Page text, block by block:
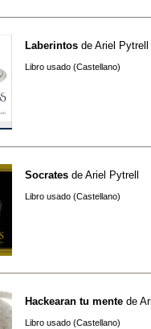
Laberintos de Ariel Pytrell
Libro usado (Castellano)
Socrates de Ariel Pytrell
Libro usado (Castellano)
Hackearan tu mente de
Libro usado (Castellano)